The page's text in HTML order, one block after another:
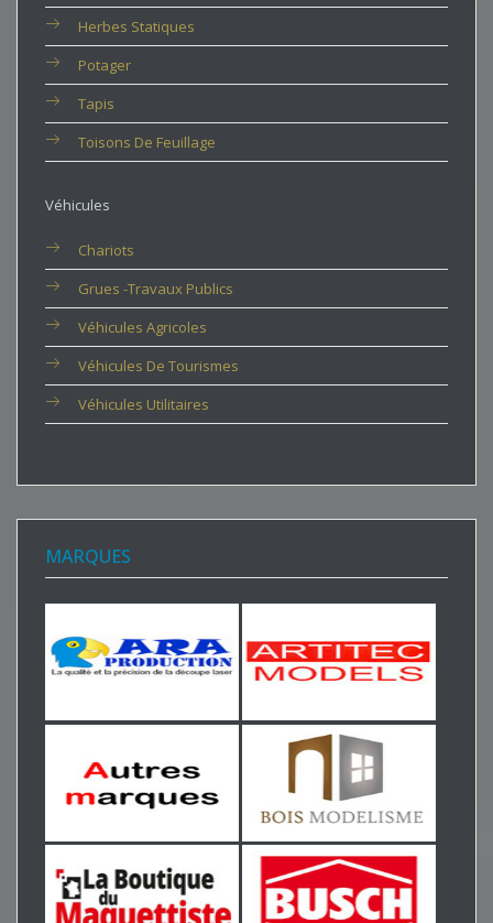
Herbes Statiques
Potager
Tapis
Toisons De Feuillage
Véhicules
Chariots
Grues -travaux Publics
Véhicules Agricoles
Véhicules De Tourismes
Véhicules Utilitaires
MARQUES